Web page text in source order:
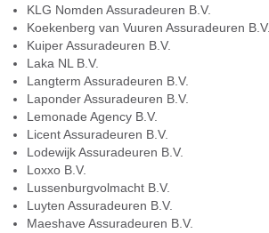
KLG Nomden Assuradeuren B.V.
Koekenberg van Vuuren Assuradeuren B.V.
Kuiper Assuradeuren B.V.
Laka NL B.V.
Langterm Assuradeuren B.V.
Laponder Assuradeuren B.V.
Lemonade Agency B.V.
Licent Assuradeuren B.V.
Lodewijk Assuradeuren B.V.
Loxxo B.V.
Lussenburgvolmacht B.V.
Luyten Assuradeuren B.V.
Maeshave Assuradeuren B.V.